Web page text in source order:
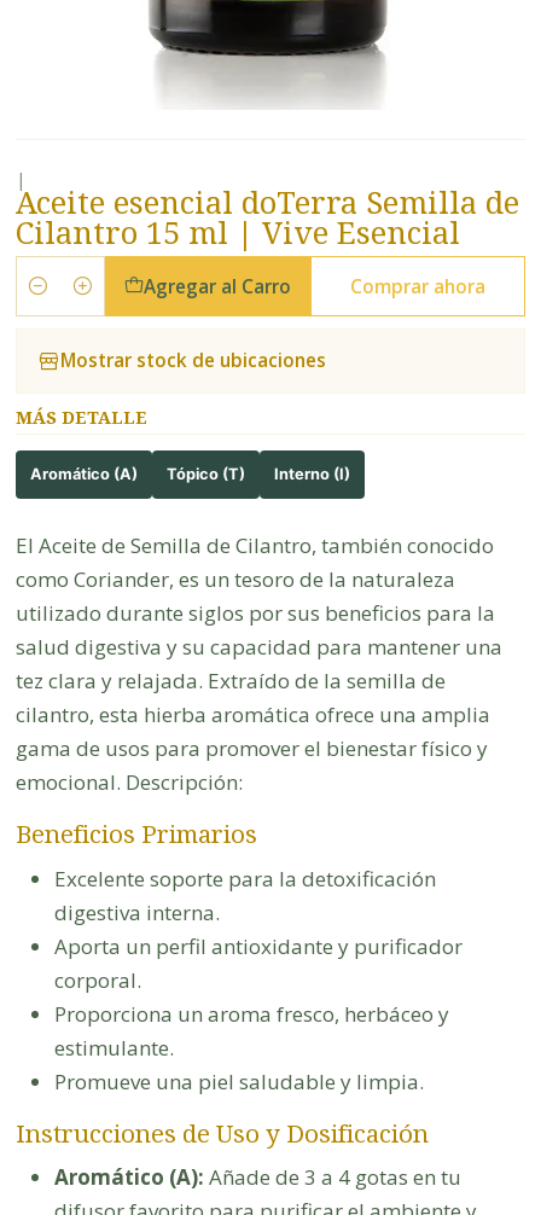
|
Aceite esencial doTerra Semilla de
Cilantro 15 ml | Vive Esencial
Cantidad
Agregar al Carro Comprar ahora
Mostrar stock de ubicaciones
MÁS DETALLE
Aromático (A) Tópico (T) Interno (I)
El Aceite de Semilla de Cilantro, también conocido
como Coriander, es un tesoro de la naturaleza
utilizado durante siglos por sus beneficios para la
salud digestiva y su capacidad para mantener una
tez clara y relajada. Extraído de la semilla de
cilantro, esta hierba aromática ofrece una amplia
gama de usos para promover el bienestar físico y
emocional. Descripción:
Beneficios Primarios
Excelente soporte para la detoxificación
digestiva interna.
Aporta un perfil antioxidante y purificador
corporal.
Proporciona un aroma fresco, herbáceo y
estimulante.
Promueve una piel saludable y limpia.
Instrucciones de Uso y Dosificación
Aromático (A): Añade de 3 a 4 gotas en tu